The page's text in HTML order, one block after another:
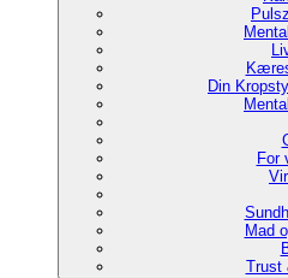
Din
For
Mad
Trust